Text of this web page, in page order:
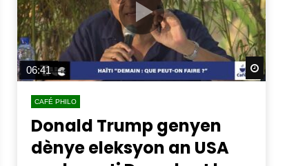
Watch Later Watch
06:41
CAFÉ PHILO
Donald Trump genyen
dènye eleksyon an USA